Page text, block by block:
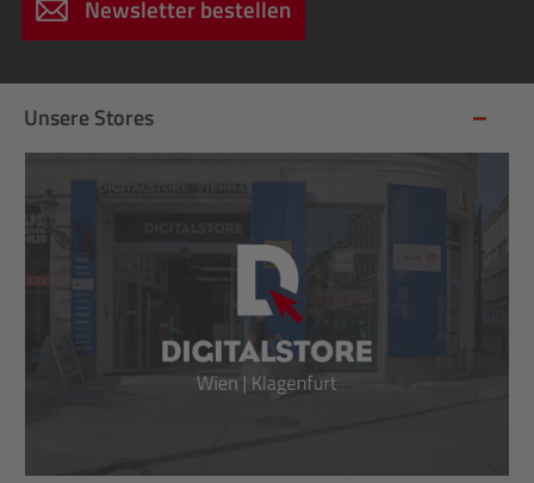
Newsletter bestellen
Unsere Stores